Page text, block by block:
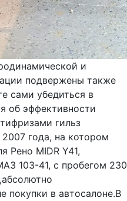
и
подвержены также
сами убедиться в
об эффективности
гильз
года, на котором
Рено MIDR Y41,
103-41, с пробегом 230
покупки в автосалоне.В